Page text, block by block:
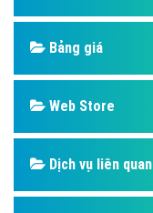
Bảng giá
Web Store
Dịch vụ liên quan